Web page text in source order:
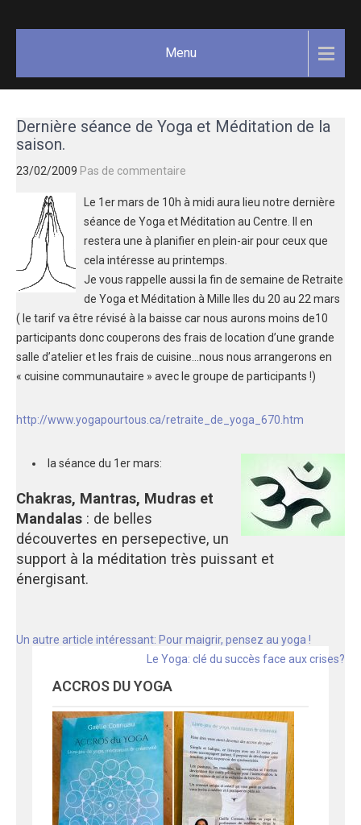
GAËLLE
bien-être
créativité.
Menu
Dernière séance de Yoga et Méditation de la
saison.
23/02/2009 Pas de commentaire
Le 1er mars de 10h à midi aura lieu notre dernière
séance de Yoga et Méditation au Centre. Il en
restera une à planifier en plein-air pour ceux que
cela intéresse au printemps.
Je vous rappelle aussi la fin de semaine de Retraite
de Yoga et Méditation à Mille Iles du 20 au 22 mars
( le tarif va être révisé à la baisse car nous aurons moins de10
participants donc couperons des frais de location d’une grande
salle d’atelier et les frais de cuisine…nous nous arrangerons en
« cuisine communautaire » avec le groupe de participants !)
http://www.yogapourtous.ca/retraite_de_yoga_670.htm
la séance du 1er mars:
Chakras, Mantras, Mudras et
Mandalas : de belles
découvertes en persepective, un
support à la méditation très puissant et
énergisant.
Navigation
l'article
Un autre article intéressant: Pour maigrir, pensez au yoga !
Le Yoga: clé du succès face aux crises?
ACCROS DU YOGA